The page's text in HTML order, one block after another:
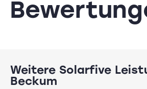
Weitere Solarfive
Beckum